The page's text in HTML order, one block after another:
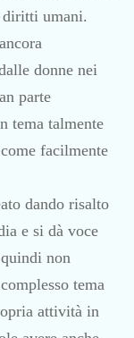
diritti umani.
donne nei
parte
tema talmente
facilmente
dando risalto
e si dà voce
non
tema
attività in